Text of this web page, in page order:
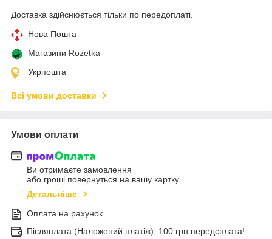
Доставка здійснюється тільки по передоплаті.
Нова Пошта
Магазини Rozetka
Укрпошта
Всі умови доставки
Умови оплати
Ви отримаєте замовлення
або гроші повернуться на вашу картку
Детальніше
Оплата на рахунок
Післяплата (Наложений платіж), 100 грн передсплата!